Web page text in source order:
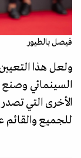
فيصل بالطيور
ولعل هذا التعيين
السينمائي وصنع
الأخرى التي
للجميع